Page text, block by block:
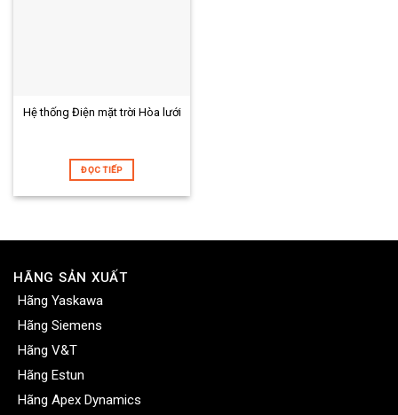
Hệ thống Điện mặt trời Hòa lưới
ĐỌC TIẾP
HÃNG SẢN XUẤT
Hãng Yaskawa
Hãng Siemens
Hãng V&T
Hãng Estun
Hãng Apex Dynamics